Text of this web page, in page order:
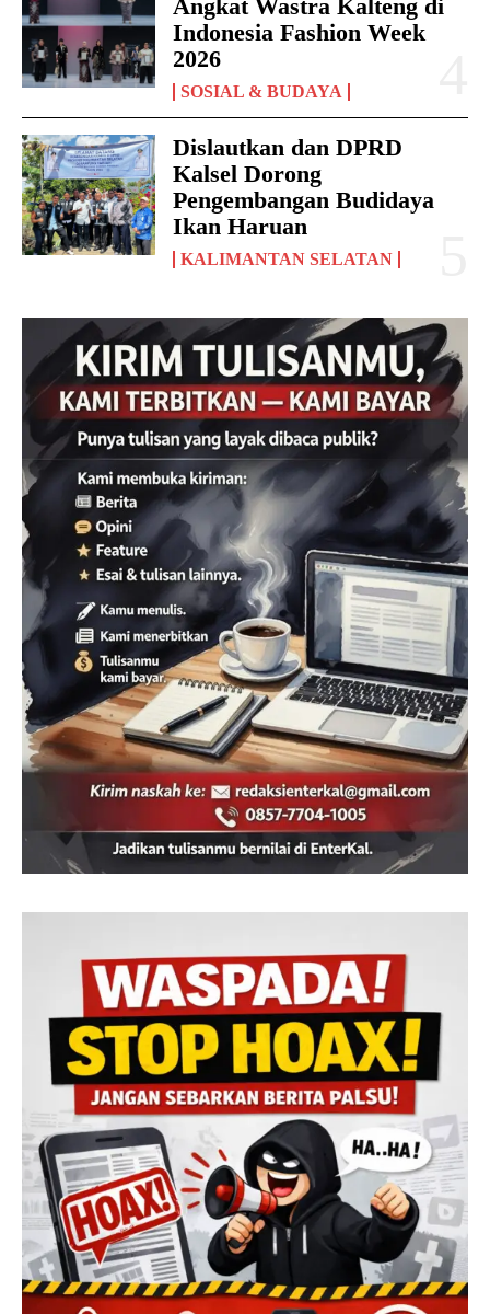
Angkat Wastra Kalteng di
Indonesia Fashion Week
2026
SOSIAL & BUDAYA
Dislautkan dan DPRD
Kalsel Dorong
Pengembangan Budidaya
Ikan Haruan
KALIMANTAN SELATAN